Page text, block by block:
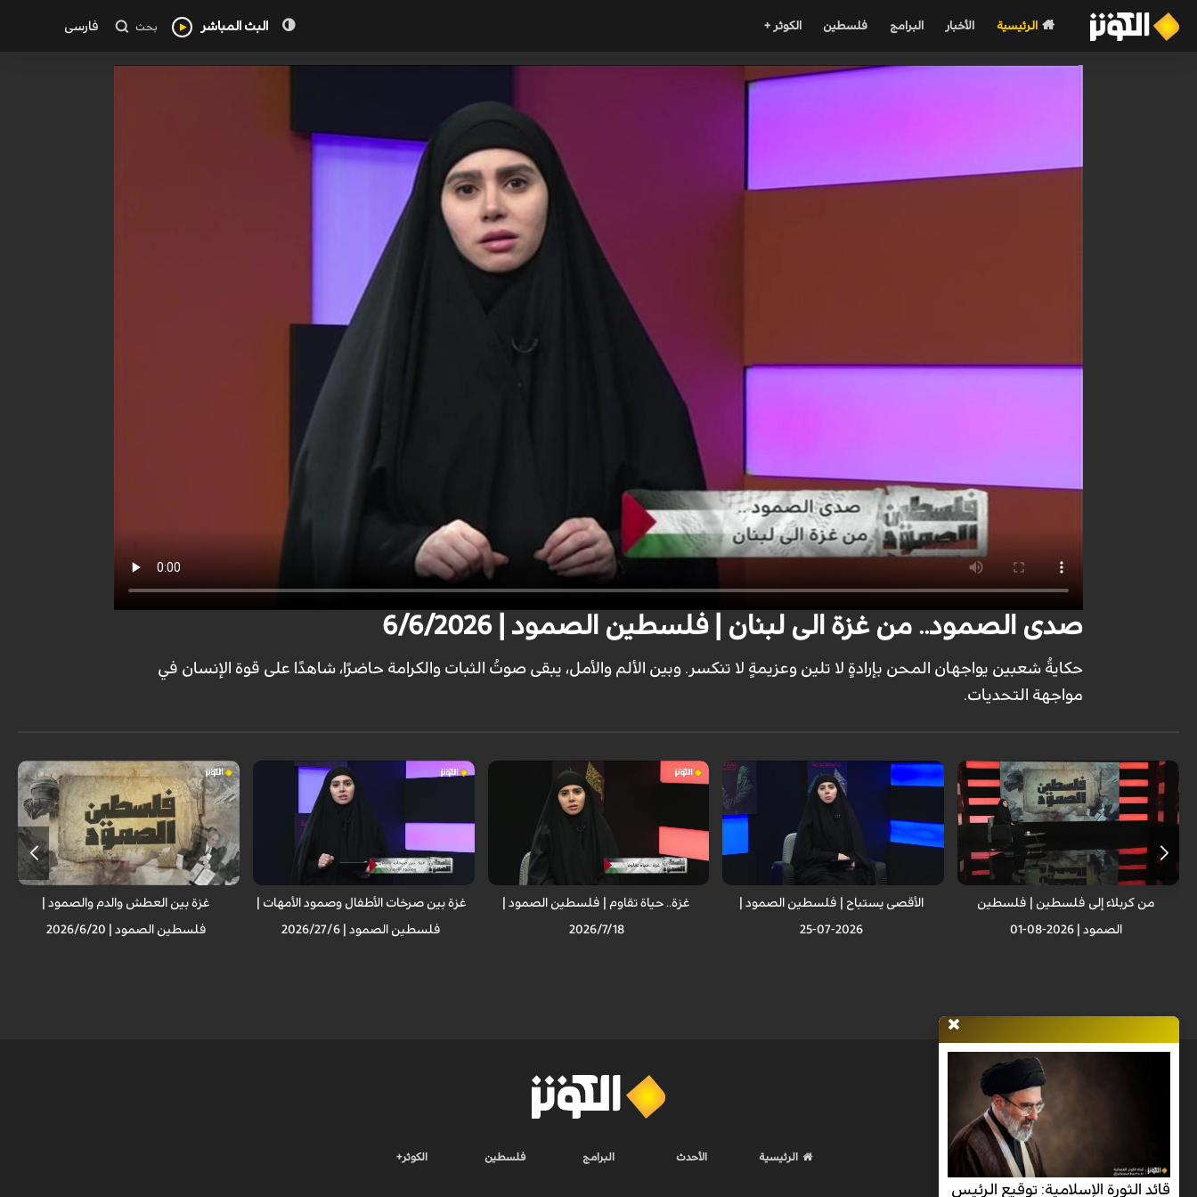
الرئيسية الأخبار البرامج فلسطين الكوثر + البث المباشر بحث فارسی
صدى الصمود.. من غزة الى لبنان | فلسطين الصمود | 6/6/2026
حكايةُ شعبين يواجهان المحن بإرادةٍ لا تلين وعزيمةٍ لا تنكسر. وبين الألم والأمل، يبقى صوتُ الثبات والكرامة حاضرًا، شاهدًا على قوة الإنسان في
مواجهة التحديات.
من كربلاء إلى فلسطين | فلسطين
الصمود | 2026-08-01
الأقصى يستباح | فلسطين الصمود |
2026-07-25
غزة.. حياة تقاوم | فلسطين الصمود |
2026/7/18
غزة بين صرخات الأطفال وصمود الأمهات |
فلسطين الصمود | 2026/27/6
غزة بين العطش والدم والصمود |
فلسطين الصمود | 2026/6/20
قائد الثورة الإسلامية: توقيع الرئيس
الرئيسية الأحدث البرامج فلسطين الكوثر+